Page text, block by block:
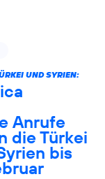
UND SYRIEN:
Anrufe
die Türkei
bis